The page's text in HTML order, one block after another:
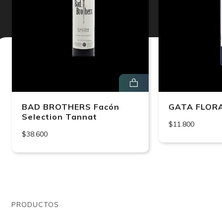
BAD BROTHERS Facón
Selection Tannat
$38.600
GATA
$11.800
PRODUCTOS